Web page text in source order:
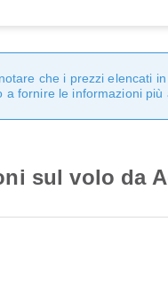
che i prezzi elencati
a fornire le informazioni più
sul volo da